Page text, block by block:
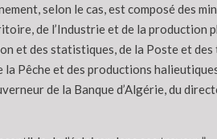
selon le cas, est composé des
de l’Industrie et de la production
et des statistiques, de la Poste et
la Pêche et des productions
de la Banque d’Algérie, du